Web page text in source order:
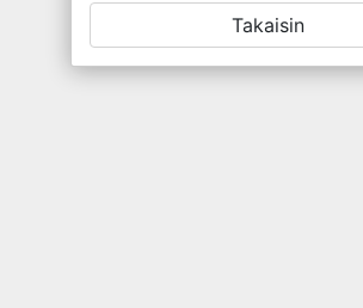
Takaisin